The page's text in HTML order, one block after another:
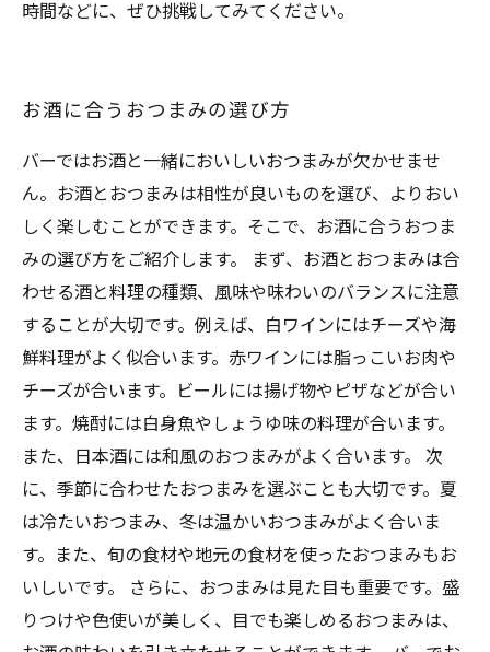
時間などに、ぜひ挑戦してみてください。
お酒に合うおつまみの選び方
バーではお酒と一緒においしいおつまみが欠かせませ
ん。お酒とおつまみは相性が良いものを選び、よりおい
しく楽しむことができます。そこで、お酒に合うおつま
みの選び方をご紹介します。 まず、お酒とおつまみは合
わせる酒と料理の種類、風味や味わいのバランスに注意
することが大切です。例えば、白ワインにはチーズや海
鮮料理がよく似合います。赤ワインには脂っこいお肉や
チーズが合います。ビールには揚げ物やピザなどが合い
ます。焼酎には白身魚やしょうゆ味の料理が合います。
また、日本酒には和風のおつまみがよく合います。 次
に、季節に合わせたおつまみを選ぶことも大切です。夏
は冷たいおつまみ、冬は温かいおつまみがよく合いま
す。また、旬の食材や地元の食材を使ったおつまみもお
いしいです。 さらに、おつまみは見た目も重要です。盛
りつけや色使いが美しく、目でも楽しめるおつまみは、